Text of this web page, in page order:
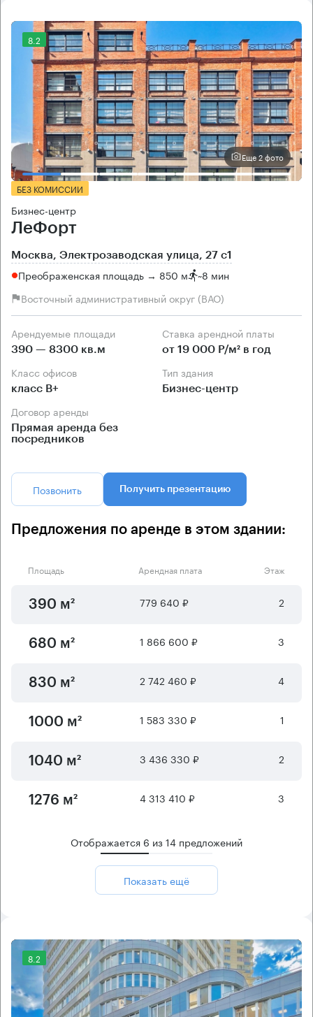
8.2
Еще 2 фото
БЕЗ КОМИССИИ
Бизнес-центр
ЛеФорт
Москва, Электрозаводская улица, 27 с1
Преображенская площадь → 850 м ~8 мин
Восточный административный округ (ВАО)
Арендуемые площади
390 — 8300 кв.м
Ставка арендной платы
от 19 000 Р/м² в год
Класс офисов
класс B+
Тип здания
Бизнес-центр
Договор аренды
Прямая аренда без
посредников
Позвонить Получить презентацию
Предложения по аренде в этом здании:
Площадь Арендная плата Этаж
390 м² 779 640 ₽ 2
680 м² 1 866 600 ₽ 3
830 м² 2 742 460 ₽ 4
1000 м² 1 583 330 ₽ 1
1040 м² 3 436 330 ₽ 2
1276 м² 4 313 410 ₽ 3
Отображается 6 из14 предложений
Показать ещё
8.2